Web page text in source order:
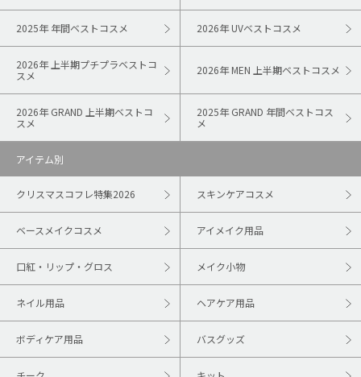
2025年 年間ベストコスメ 2026年 UVベストコスメ
2026年 上半期プチプラベストコ
スメ
2026年 MEN 上半期ベストコスメ
2026年 GRAND 上半期ベストコ
スメ
2025年 GRAND 年間ベストコス
メ
アイテム別
クリスマスコフレ特集2026 スキンケアコスメ
ベースメイクコスメ アイメイク用品
口紅・リップ・グロス メイク小物
ネイル用品 ヘアケア用品
ボディケア用品 バスグッズ